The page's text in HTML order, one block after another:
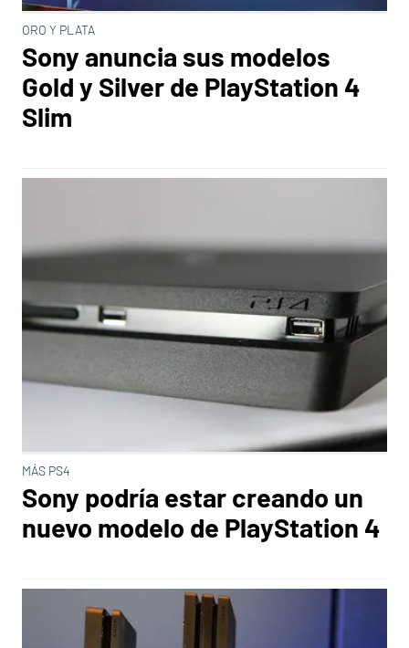
ORO Y PLATA
Sony anuncia sus modelos
Gold y Silver de PlayStation 4
Slim
MÁS PS4
Sony podría estar creando un
nuevo modelo de PlayStation 4